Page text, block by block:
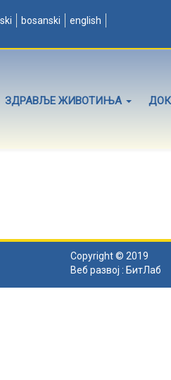
bosanski english
ЗДРАВЉЕ ЖИВОТИЊА
Copyright © 2019
Веб развој : БитЛаб